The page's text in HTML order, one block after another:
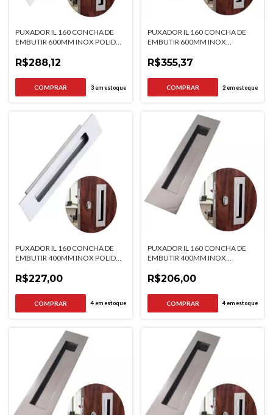
PUXADOR IL 160 CONCHA DE
EMBUTIR 600MM INOX POLIDO
R$288,12
3em estoque
PUXADOR IL 160 CONCHA DE
EMBUTIR 600MM INOX
R$355,37
2em estoque
PUXADOR IL 160 CONCHA DE
EMBUTIR 400MM INOX POLIDO
R$227,00
4em estoque
PUXADOR IL 160 CONCHA DE
EMBUTIR 400MM INOX
R$206,00
4em estoque